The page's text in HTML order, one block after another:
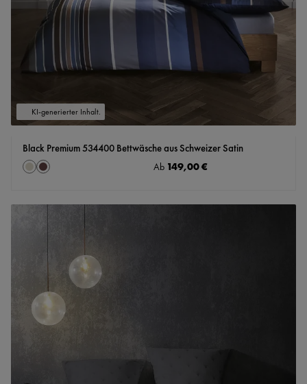
KI-generierter Inhalt.
Black Premium 534400 Bettwäsche aus Schweizer Satin
Farbeauswählen
Hellgrau-Creme
braun-blau
Regulärer Preis:
Ab 149,00 €